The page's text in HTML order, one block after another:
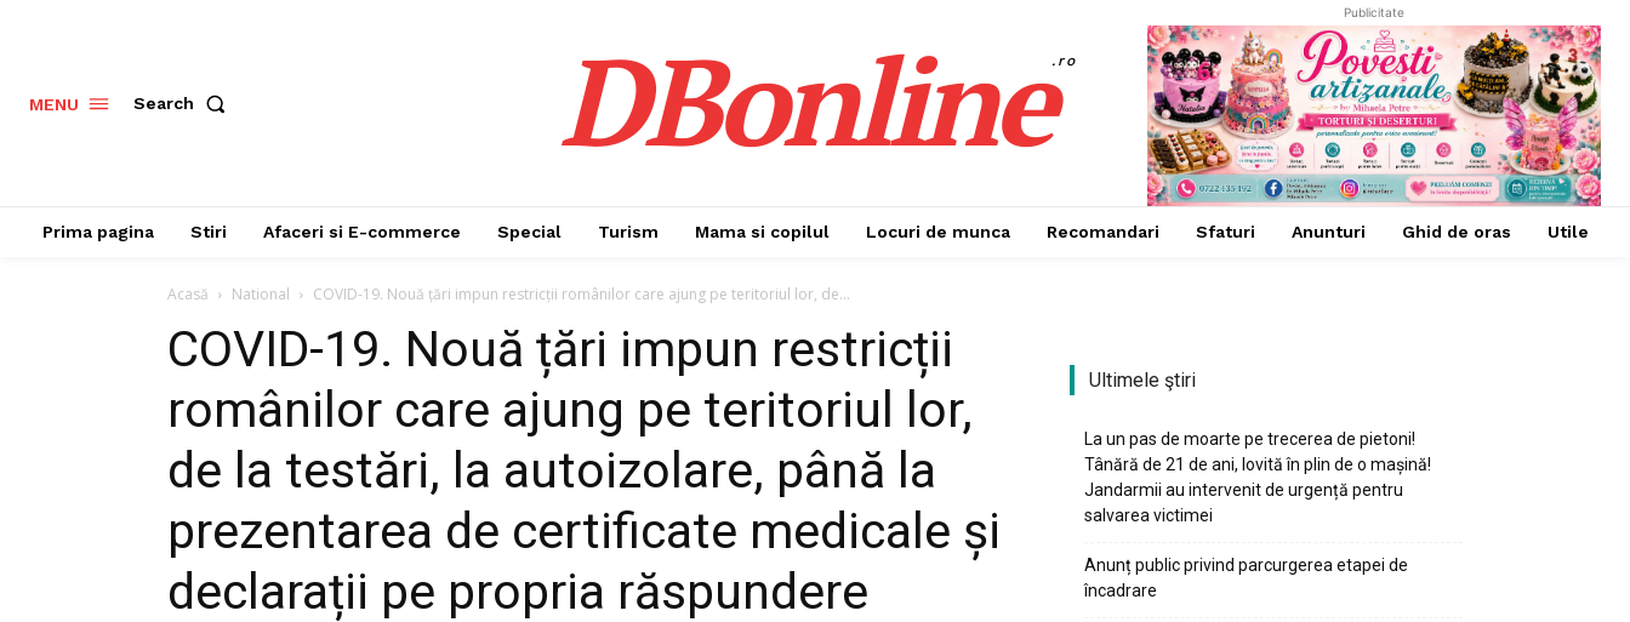
MENU Search DBonline.ro
Publicitate
Prima pagina Stiri Afaceri si E-commerce Special Turism Mama si copilul Locuri de munca Recomandari Sfaturi Anunturi Ghid de oras Utile
Acasă National COVID-19. Nouă țări impun restricții românilor care ajung pe teritoriul lor, de...
COVID-19. Nouă țări impun restricții
românilor care ajung pe teritoriul lor,
de la testări, la autoizolare, până la
prezentarea de certificate medicale și
declarații pe propria răspundere
Ultimele ştiri
La un pas de moarte pe trecerea de pietoni!
Tânără de 21 de ani, lovită în plin de o mașină!
Jandarmii au intervenit de urgență pentru
salvarea victimei
Anunț public privind parcurgerea etapei de
încadrare